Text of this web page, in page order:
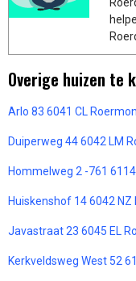
Overige huizen te
Arlo 83 6041 CL
Duiperweg 44 6042 LM
Hommelweg 2 -761
Huiskenshof 14 6042 NZ
Javastraat 23 6045 EL
Kerkveldsweg West 52